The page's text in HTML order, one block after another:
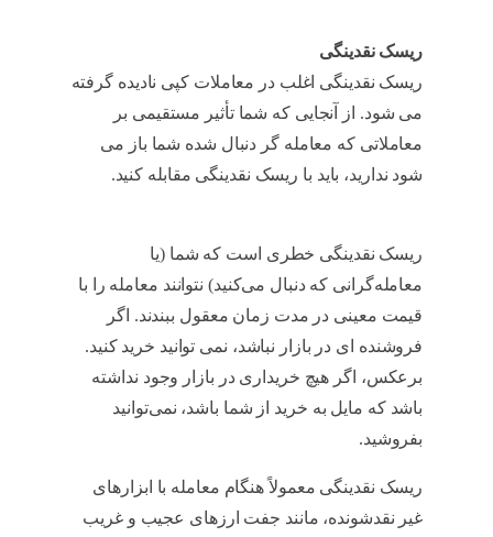
ریسک نقدینگی
ریسک نقدینگی اغلب در معاملات کپی نادیده گرفته
می شود. از آنجایی که شما تأثیر مستقیمی بر
معاملاتی که معامله گر دنبال شده شما باز می
شود ندارید، باید با ریسک نقدینگی مقابله کنید.
ریسک نقدینگی خطری است که شما (یا
معامله‌گرانی که دنبال می‌کنید) نتوانند معامله را با
قیمت معینی در مدت زمان معقول ببندند. اگر
فروشنده ای در بازار نباشد، نمی توانید خرید کنید.
برعکس، اگر هیچ خریداری در بازار وجود نداشته
باشد که مایل به خرید از شما باشد، نمی‌توانید
بفروشید.
ریسک نقدینگی معمولاً هنگام معامله با ابزارهای
غیر نقدشونده، مانند جفت ارزهای عجیب و غریب